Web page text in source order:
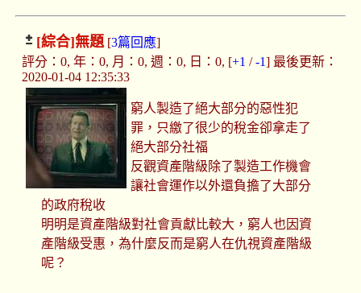
[綜合]無題[3篇回應]
評分：0, 年：0, 月：0, 週：0, 日：0, [+1 /-1] 最後更新：
2020-01-04 12:35:33
窮人製造了絕大部分的惡性犯
罪，只繳了很少的稅金卻拿走了
絕大部分社福
反觀資產階級除了製造工作機會
讓社會運作以外還負擔了大部分
的政府稅收
明明是資產階級對社會貢獻比較大，窮人也因資
產階級受惠，為什麼反而是窮人在仇視資產階級
呢？